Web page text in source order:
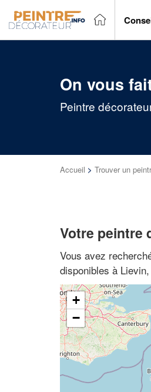
On vous
Peintre
Accueil > Trouver un
Votre peintre
Vous avez
disponibles à
+
−